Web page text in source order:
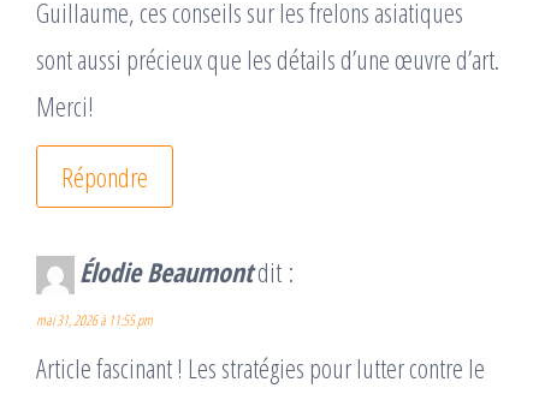
Guillaume, ces conseils sur les frelons asiatiques
sont aussi précieux que les détails d’une œuvre d’art.
Merci!
Répondre
Élodie Beaumontdit :
mai 31, 2026 à 11:55 pm
Article fascinant ! Les stratégies pour lutter contre le